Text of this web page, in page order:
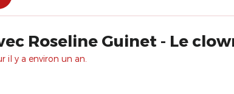
Roseline Guinet - Le
il y a environ un an.